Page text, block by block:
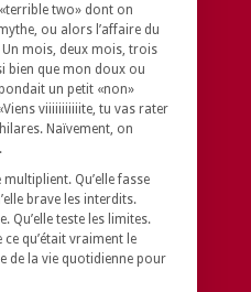
two» dont on
ou alors l’affaire du
Un mois, deux mois, trois
bien que mon doux ou
un petit «non»
viiiiiiiiiiite, tu vas rater
Naïvement, on
multiplient. Qu’elle fasse
brave les interdits.
Qu’elle teste les limites.
qu’était vraiment le
de la vie quotidienne pour